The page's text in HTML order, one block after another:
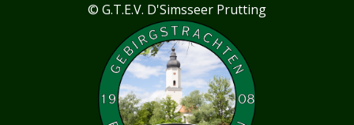
© G.T.E.V. D'Simsseer Prutting